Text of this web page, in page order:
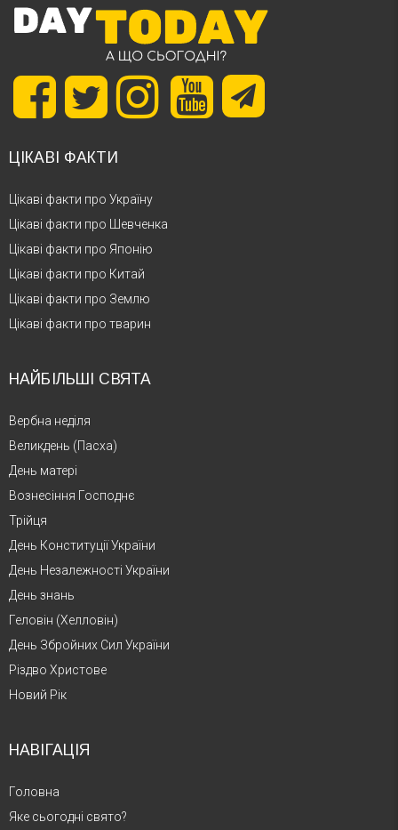
ЦІКАВІ ФАКТИ
Цікаві факти про Україну
Цікаві факти про Шевченка
Цікаві факти про Японію
Цікаві факти про Китай
Цікаві факти про Землю
Цікаві факти про тварин
НАЙБІЛЬШІ СВЯТА
Вербна неділя
Великдень (Пасха)
День матері
Вознесіння Господнє
Трійця
День Конституції України
День Незалежності України
День знань
Геловін (Хелловін)
День Збройних Сил України
Різдво Христове
Новий Рік
НАВІГАЦІЯ
Головна
Яке сьогодні свято?